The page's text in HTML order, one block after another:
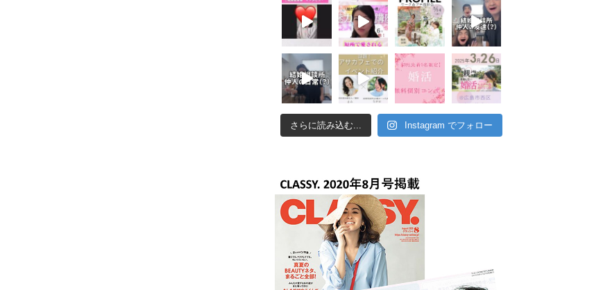
さらに読み込む... Instagram でフォロー